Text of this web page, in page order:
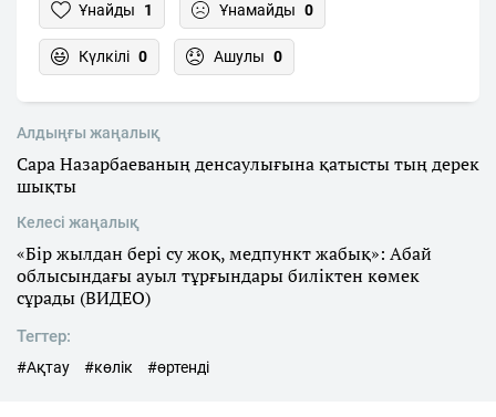
Ұнайды 1 Ұнамайды 0
Күлкілі 0 Ашулы 0
Алдыңғы жаңалық
Сара Назарбаеваның денсаулығына қатысты тың дерек
шықты
Келесі жаңалық
«Бір жылдан бері су жоқ, медпункт жабық»: Абай
облысындағы ауыл тұрғындары биліктен көмек
сұрады (ВИДЕО)
Тегтер:
#Ақтау #көлік #өртенді